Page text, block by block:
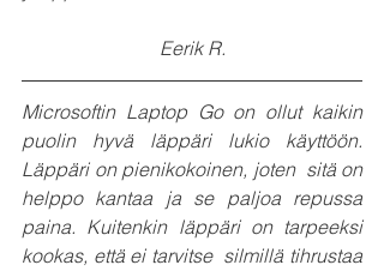
Eerik R.
Microsoftin Laptop Go on ollut kaikin
puolin hyvä läppäri lukio käyttöön.
Läppäri on pienikokoinen, joten  sitä on
helppo kantaa ja se paljoa repussa
paina. Kuitenkin läppäri on tarpeeksi
kookas, että ei tarvitse  silmillä tihrustaa